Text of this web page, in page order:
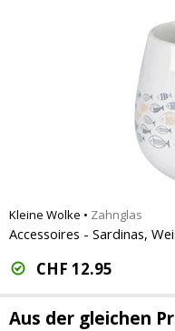
Kleine Wolke • Zahnglas
Accessoires - Sardinas,
CHF 12.95
Aus der gleichen